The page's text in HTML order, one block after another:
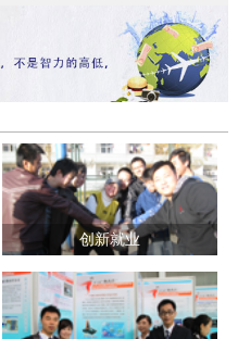
涵养健康体魄、锤炼坚韧意
的拼搏精神、协作意识转化
强大动力，凝心聚力、笃行
写华澳学院高质量发展的崭
献上四场精彩展演。 健康
动 优雅交谊舞翩跹起舞，
合默契，在旋转与迈步间绽
采。 感恩于心，团
演温暖有力，音符与舞步
的信念，凝聚团结力量，共
书记刘国垠
商贸职业学院2026年春季田
开始！
体。三要强化队伍建设。通
专题培训、观摩交流等形
强、业务精、作风正的党务
伍。四要推动深度融合。把
专业建设、科研创新、人才
务全过程，让党建引领下的
赋能民办高校规范发展，也
展育人维度。 在共同见
领导签署了《党建和思想政
议书》。 此次签约不
想政治工作搭建起常态化、
平台，更为三方在更广领
的合作奠定了坚实基础。相
主动对接、深化交流，推动
见效，共同谱写公办民办高
创新就业